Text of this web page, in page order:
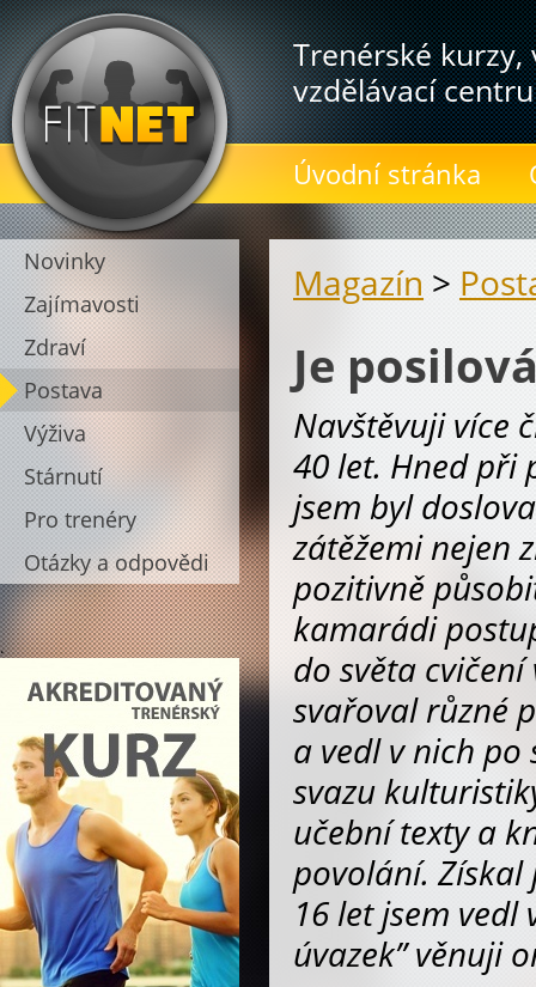
Trenérské
vzdělávací
Úvodní stránka
Novinky
Zajímavosti
Zdraví
Postava
Výživa
Stárnutí
Pro trenéry
Otázky a odpovědi
.
Magazín >
Je
Navštěvuji více
40 let. Hned při
jsem byl
zátěžemi nejen
pozitivně
kamarádi
do světa
svařoval různé
a vedl v nich po
svazu
učební texty a
povolání. Získal
16 let jsem vedl
úvazek” věnuji